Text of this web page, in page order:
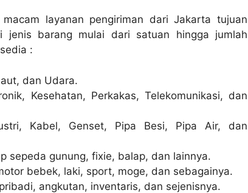
layanan pengiriman dari Jakarta tujuan
jenis barang mulai dari satuan hingga jumlah
:
dan Udara.
Kesehatan, Perkakas, Telekomunikasi, dan
Kabel, Genset, Pipa Besi, Pipa Air, dan
sepeda gunung, fixie, balap, dan lainnya.
bebek, laki, sport, moge, dan sebagainya.
angkutan, inventaris, dan sejenisnya.